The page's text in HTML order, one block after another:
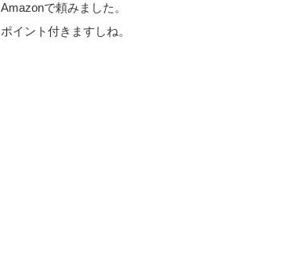
Amazonで頼みました。
ポイント付きますしね。